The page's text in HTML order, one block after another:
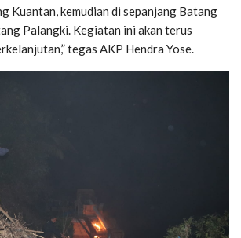
Kuantan, kemudian di sepanjang Batang
Palangki. Kegiatan ini akan terus
tegas AKP Hendra Yose.